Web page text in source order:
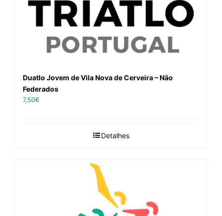
Duatlo Jovem de Vila Nova de Cerveira – Não
Federados
7,50€
Detalhes